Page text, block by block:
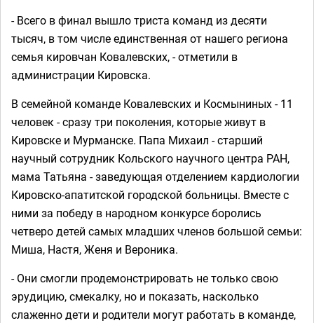
- Всего в финал вышло триста команд из десяти
тысяч, в том числе единственная от нашего региона
семья кировчан Ковалевских, - отметили в
администрации Кировска.
В семейной команде Ковалевских и Космыниных - 11
человек - сразу три поколения, которые живут в
Кировске и Мурманске. Папа Михаил - старший
научный сотрудник Кольского научного центра РАН,
мама Татьяна - заведующая отделением кардиологии
Кировско-апатитской городской больницы. Вместе с
ними за победу в народном конкурсе боролись
четверо детей самых младших членов большой семьи:
Миша, Настя, Женя и Вероника.
- Они смогли продемонстрировать не только свою
эрудицию, смекалку, но и показать, насколько
слаженно дети и родители могут работать в команде,